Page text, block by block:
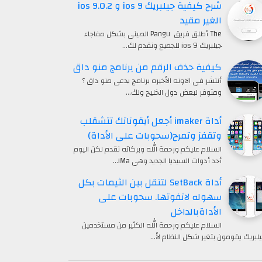
شرح كيفية جيلبريك ios 9 و ios 9.0.2
الغير مقيد
The أطلق فريق Pangu الصيني بشكل مفاجاء
جيلبريك ios 9 للجميع ونقدم لك…
كيفية حذف الرقم من برنامج منو داق
أنتشر في الاونه الأخيره برنامج يدعى منو داق ؟
ومتوفر لبعض دول الخليج ولك…
أداة imaker أجعل أيقوناتك تتشقلب
وتقفز وتمرح(سحوبات على الأداة)
السلام عليكم ورحمة الله وبركاته نقدم لكن اليوم
أحد أدوات السيديا الجديد وهي iMa…
أداة SetBack لتنقل بين الثيمات بكل
سهوله لاتفوتها. سحوبات على
الأداةبالداخل
السلام عليكم ورحمة الله الكثير من مستخدمين
يقومون بتغير شكل النظام لأ…